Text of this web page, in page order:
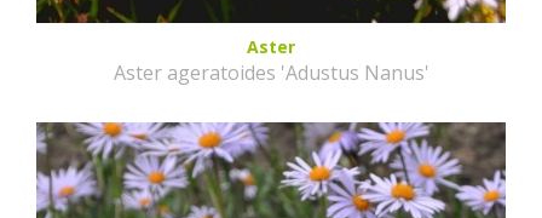
Aster
Aster ageratoides 'Adustus Nanus'